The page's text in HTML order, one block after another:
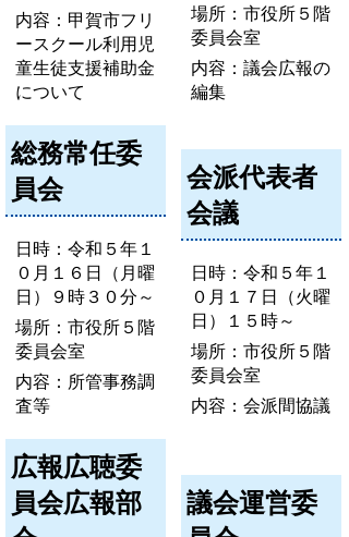
内容：甲賀市フリ
ースクール利用児
童生徒支援補助金
について
場所：市役所５階
委員会室
内容：議会広報の
編集
総務常任委
員会
日時：令和５年１
０月１６日（月曜
日）９時３０分～
場所：市役所５階
委員会室
内容：所管事務調
査等
会派代表者
会議
日時：令和５年１
０月１７日（火曜
日）１５時～
場所：市役所５階
委員会室
内容：会派間協議
広報広聴委
員会広報部
議会運営委